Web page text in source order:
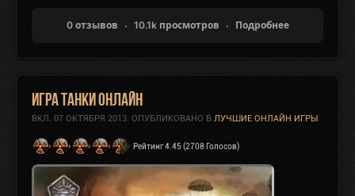
0 отзывов 10.1k просмотров Подробнее
Игра Танки Онлайн
ВКЛ. 07 ОКТЯБРЯ 2013. ОПУБЛИКОВАНО В ЛУЧШИЕ ОНЛАЙН ИГРЫ
Рейтинг 4.45 (2708 Голосов)